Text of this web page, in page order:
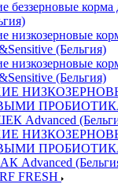
беззерновые корма
низкозерновые
(Бельгия)
низкозерновые
(Бельгия)
Advanced
Advanced
FRESH